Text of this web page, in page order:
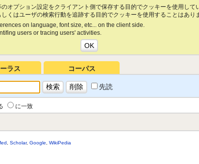
オプション設定をクライアント側で保存する目的でクッキーを使用して
くはユーザの検索行動を追跡する目的でクッキーを使用することはあり
on language, font size, etc... on the client side.
users or tracing users' activities.
ラス コーパス
先読
に一致
Scholar, Google WikiPedia